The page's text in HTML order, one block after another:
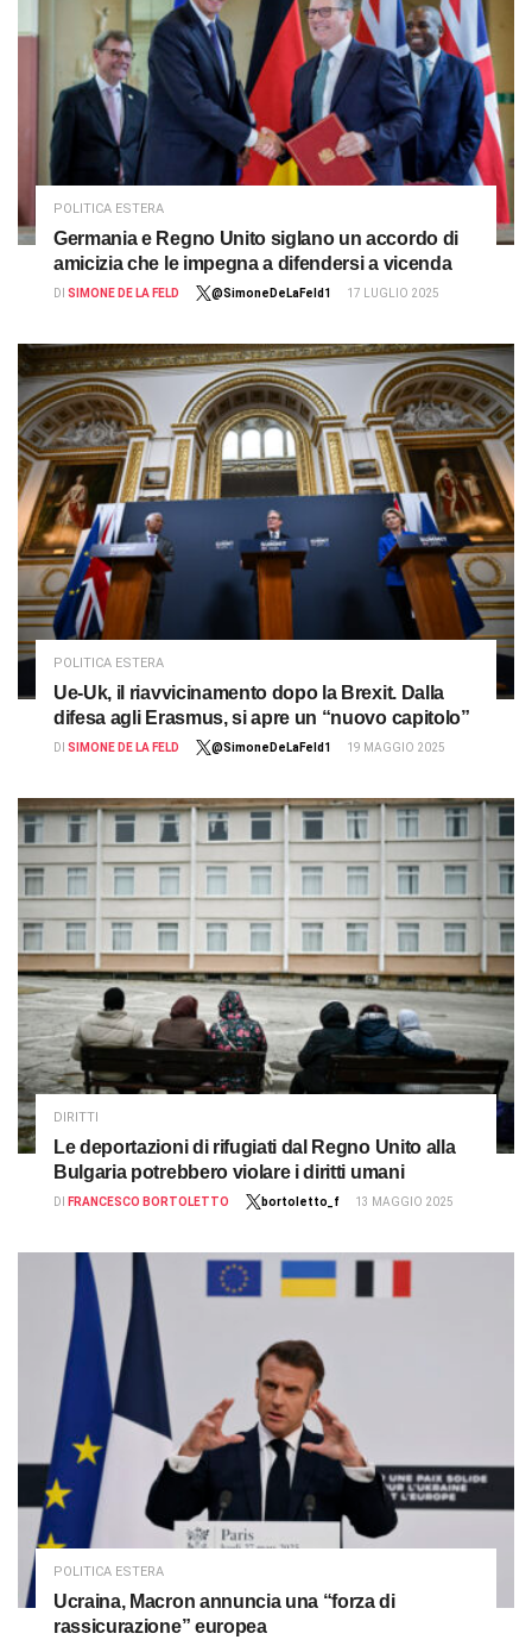
POLITICA ESTERA
Germania e Regno Unito siglano un accordo di
amicizia che le impegna a difendersi a vicenda
DI SIMONE DE LA FELD @SimoneDeLaFeld1 17 LUGLIO 2025
POLITICA ESTERA
Ue-Uk, il riavvicinamento dopo la Brexit. Dalla
difesa agli Erasmus, si apre un “nuovo capitolo”
DI SIMONE DE LA FELD @SimoneDeLaFeld1 19 MAGGIO 2025
DIRITTI
Le deportazioni di rifugiati dal Regno Unito alla
Bulgaria potrebbero violare i diritti umani
DI FRANCESCO BORTOLETTO bortoletto_f 13 MAGGIO 2025
POLITICA ESTERA
Ucraina, Macron annuncia una “forza di
rassicurazione” europea